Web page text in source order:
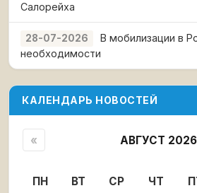
Салорейха
28-07-2026
В мобилизации в
необходимости
КАЛЕНДАРЬ НОВОСТЕЙ
« АВГУСТ 2026
ПН ВТ СР ЧТ